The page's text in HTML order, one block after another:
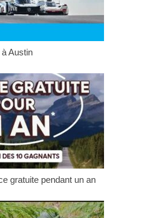
Austin
gratuite pendant un an